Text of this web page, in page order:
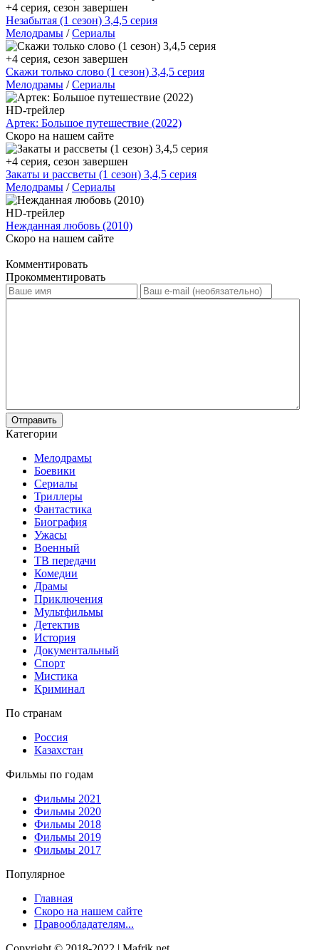
+4 серия, сезон завершен
Незабытая (1 сезон) 3,4,5 серия
Мелодрамы /Сериалы
+4 серия, сезон завершен
Скажи только слово (1 сезон) 3,4,5 серия
Мелодрамы /Сериалы
HD-трейлер
Артек: Большое путешествие (2022)
Скоро на нашем сайте
+4 серия, сезон завершен
Закаты и рассветы (1 сезон) 3,4,5 серия
Мелодрамы /Сериалы
HD-трейлер
Нежданная любовь (2010)
Скоро на нашем сайте
Комментировать
Прокомментировать
Отправить
Категории
Мелодрамы
Боевики
Сериалы
Триллеры
Фантастика
Биография
Ужасы
Военный
ТВ передачи
Комедии
Драмы
Приключения
Мультфильмы
Детектив
История
Документальный
Спорт
Мистика
Криминал
По странам
Россия
Казахстан
Фильмы по годам
Фильмы 2021
Фильмы 2020
Фильмы 2018
Фильмы 2019
Фильмы 2017
Популярное
Главная
Скоро на нашем сайте
Правообладателям...